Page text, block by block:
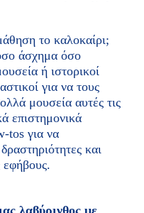
το καλοκαίρι;
άσχημα όσο
ή ιστορικοί
για να τους
μουσεία αυτές τις
επιστημονικά
tos για να
και
εφήβους.
λαβύρινθος με